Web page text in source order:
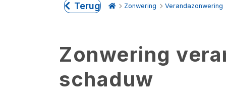
Terug Zonwering Verandazonwering
Zonwering
schaduw